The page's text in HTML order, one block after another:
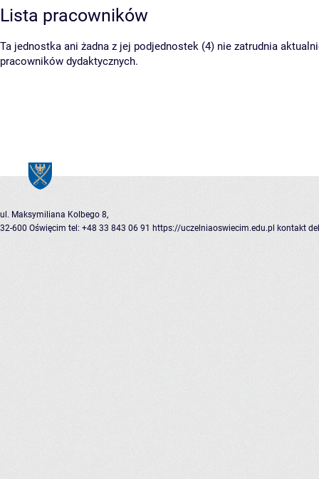
Lista pracowników
Ta jednostka ani żadna z jej podjednostek (4) nie zatrudnia
pracowników dydaktycznych.
ul. Maksymiliana Kolbego 8,
32-600 Oświęcim tel: +48 33 843 06 91 https://uczelniaoswiecim.edu.pl kontakt